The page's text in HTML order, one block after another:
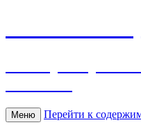
Меню Перейти к